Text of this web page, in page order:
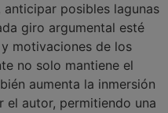
posibles lagunas
giro argumental esté
motivaciones de los
no solo mantiene el
aumenta la inmersión
autor, permitiendo una